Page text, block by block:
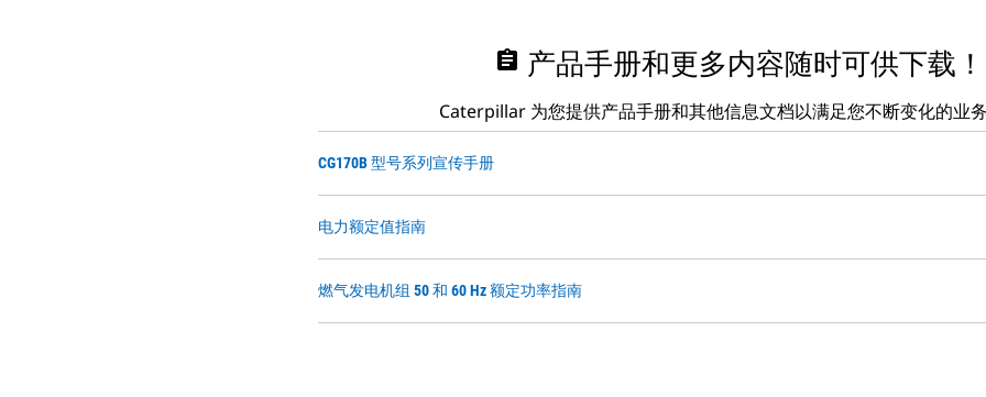
assignment 产品手册和更多内容随时可供下载！
Caterpillar 为您提供产品手册和其他信息文档以满足您不断变化的业
CG170B 型号系列宣传手册
电力额定值指南
燃气发电机组 50 和 60 Hz 额定功率指南